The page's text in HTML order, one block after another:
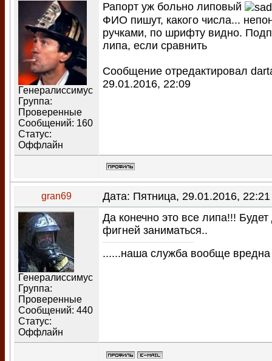
Генералиссимус
Группа:
Проверенные
Сообщений: 160
Статус:
Оффлайн
Рапорт уж больно липовый
ФИО пишут, какого числа...
ручками, по шрифту видно.
липа, если сравнить
Сообщение отредактировал
29.01.2016, 22:09
gran69 Дата: Пятница, 29.01.2016,
Генералиссимус
Группа:
Проверенные
Сообщений: 440
Статус:
Оффлайн
Да конечно это все липа!!!
фигней заниматься..
......наша служба вообще